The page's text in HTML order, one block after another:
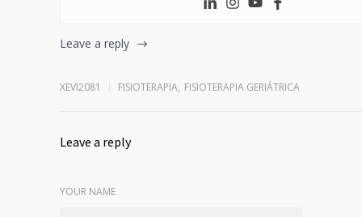
Leave a reply
XEVI2081 FISIOTERAPIA, FISIOTERAPIA GERIÁTRICA
Leave a reply
YOUR NAME